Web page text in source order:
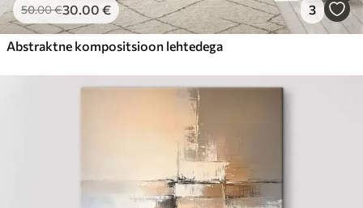
50.00€30.00 € 3
Abstraktne kompositsioon lehtedega